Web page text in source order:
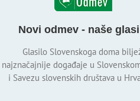
Novi odmev - naše
Glasilo Slovenskoga doma
najznačajnije događaje u
i Savezu slovenskih društava u